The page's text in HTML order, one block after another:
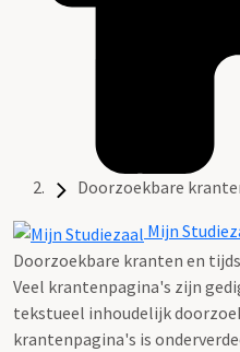
Doorzoekbare
Mijn
Doorzoekbare kranten en
Veel krantenpagina's zijn
tekstueel inhoudelijk
krantenpagina's is